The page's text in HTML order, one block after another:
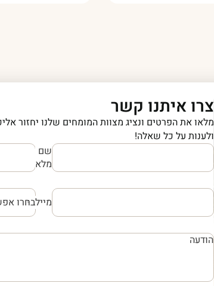
צרו איתנו קשר
מלאו את הפרטים ונציג מצוות המומחים שלנו יחזור
ולענות על כל שאלה!
שם
מלא
מייל